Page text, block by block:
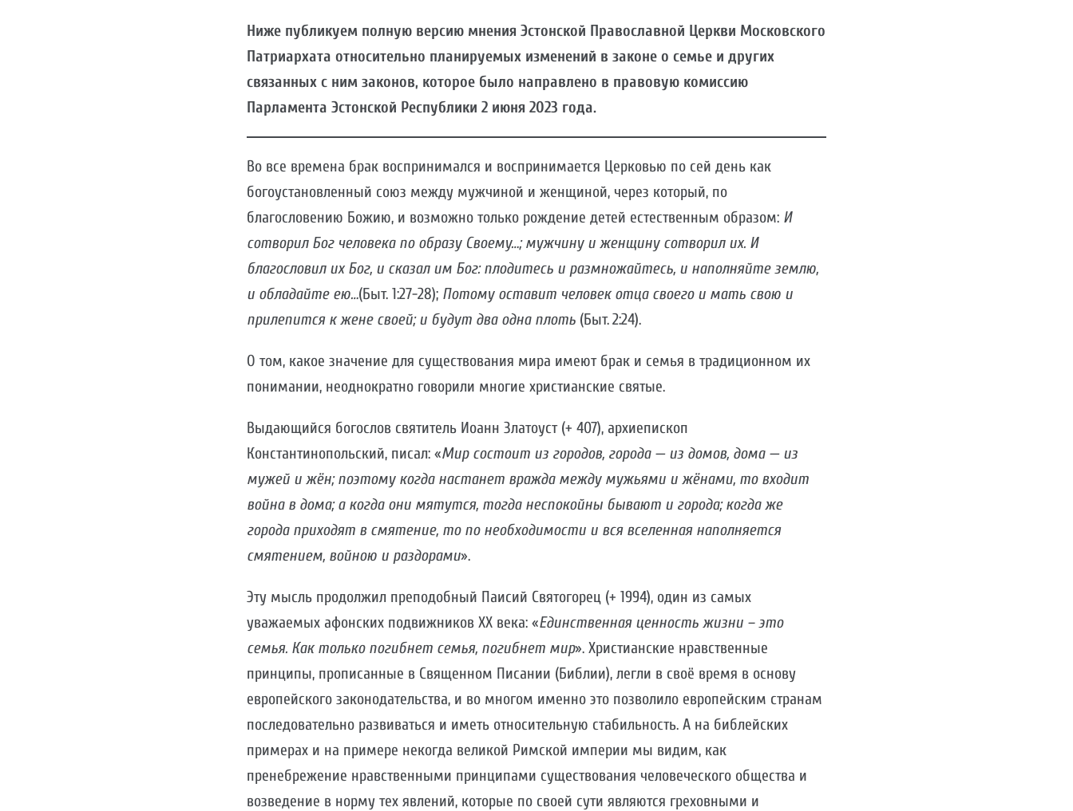
Ниже публикуем полную версию мнения Эстонской Православной Церкви Московского
Патриархата относительно планируемых изменений в законе о семье и других
связанных с ним законов, которое было направлено в правовую комиссию
Парламента Эстонской Республики 2 июня 2023 года.
Во все времена брак воспринимался и воспринимается Церковью по сей день как
богоустановленный союз между мужчиной и женщиной, через который, по
благословению Божию, и возможно только рождение детей естественным образом: И
сотворил Бог человека по образу Своему…; мужчину и женщину сотворил их. И
благословил их Бог, и сказал им Бог: плодитесь и размножайтесь, и наполняйте землю,
и обладайте ею…(Быт. 1:27-28); Потому оставит человек отца своего и мать свою и
прилепится к жене своей; и будут два одна плоть(Быт. 2:24).
О том, какое значение для существования мира имеют брак и семья в традиционном их
понимании, неоднократно говорили многие христианские святые.
Выдающийся богослов святитель Иоанн Златоуст (+ 407), архиепископ
Константинопольский, писал: «Мир состоит из городов, города — из домов, дома — из
мужей и жён; поэтому когда настанет вражда между мужьями и жёнами, то входит
война в дома; а когда они мятутся, тогда неспокойны бывают и города; когда же
города приходят в смятение, то по необходимости и вся вселенная наполняется
смятением, войною и раздорами».
Эту мысль продолжил преподобный Паисий Святогорец (+ 1994), один из самых
уважаемых афонских подвижников XX века: «Единственная ценность жизни – это
семья. Как только погибнет семья, погибнет мир». Христианские нравственные
принципы, прописанные в Священном Писании (Библии), легли в своё время в основу
европейского законодательства, и во многом именно это позволило европейским странам
последовательно развиваться и иметь относительную стабильность. А на библейских
примерах и на примере некогда великой Римской империи мы видим, как
пренебрежение нравственными принципами существования человеческого общества и
возведение в норму тех явлений, которые по своей сути являются греховными и